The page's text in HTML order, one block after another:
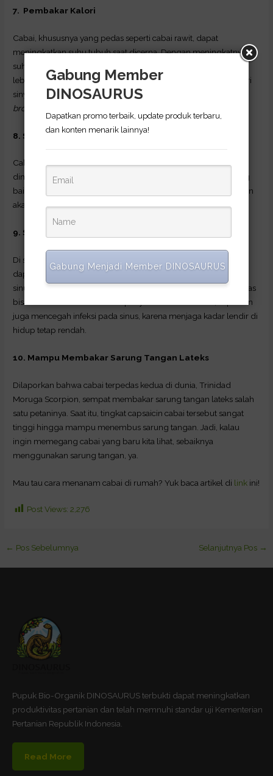
7. Pembakar Kalori
Cabai, khususnya yang pedas seperti cabai rawit, dapat
meningkatkan suhu tubuh saat dicerna. Dengan meningkatnya
suhu tubuh, maka pembakaran kalori dalam tubuh pun akan
lebih banyak sekitar 25%. Selain itu, cabai juga mampu memberi
sinyal kepada sistem saraf untuk menghasilkan lebih banyak
brown fat
8. Sebaiknya Dimasak
Cabai sebaiknya dimasak sebelum dikonsumsi, karena etika
dimasak, cabai melepaskan lebih banyak senyawa bioaktif yang
baik untuk tubuh. Penyerapan senyawa tersebut pada tubuh pun
akan lebih efisien.
9. Sahabat Penderita Sinusitis
Di samping memberikan sensasi pedas di lidah, capsaicin juga
dapat membantu membuka sumbatan pada sinus. Jadi, jika
sinusitis sedang kambuh, makan cabai atau makanan yang pedas
bisa membantu melancarkan penyumbatan. Selain itu, capsaicin
juga mencegah infeksi pada sinus, karena menjaga kadar lendir di
hidup tetap rendah.
10. Mampu Membakar Sarung Tangan Lateks
Dilaporkan bahwa cabai terpedas kedua di dunia, Trinidad
Moruga Scorpion, sempat membakar sarung tangan lateks salah
satu petaninya. Saat itu, tingkat capsaicin cabai tersebut sangat
tinggi hingga mampu menembus sarung tangan. Jadi, kalau
ingin memegang cabai yang baru kita lihat, sebaiknya
menggunakan sarung tangan, ya.
Mau tau cara menanam cabai di rumah? Yuk baca artikel di link ini!
Post Views: 2,276
← Pos Sebelumnya Selanjutnya Pos →
Pupuk Bio-Organik DINOSAURUS terbukti dapat meningkatkan
produktivitas pertanian dan telah memnuhi standar uji Kementerian
Pertanian Republik Indonesia.
Read More
Gabung Member
DINOSAURUS
Dapatkan promo terbaik, update produk terbaru,
dan konten menarik lainnya!
Gabung Menjadi Member DINOSAURUS